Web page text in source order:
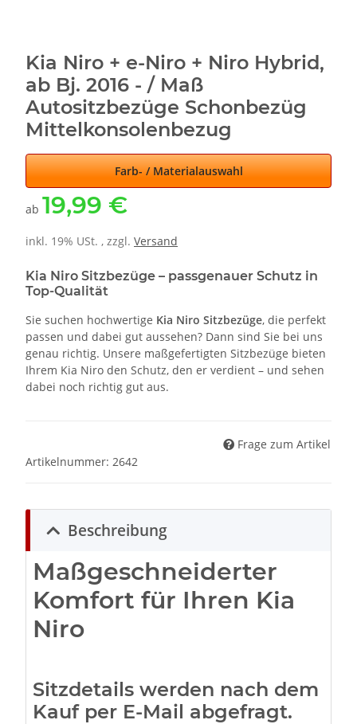
Kia Niro + e-Niro + Niro Hybrid,
ab Bj. 2016 - / Maß
Autositzbezüge Schonbezüg
Mittelkonsolenbezug
Farb- / Materialauswahl
ab 19,99 €
inkl. 19% USt. , zzgl. Versand
Kia Niro Sitzbezüge – passgenauer Schutz in
Top-Qualität
Sie suchen hochwertige Kia Niro Sitzbezüge, die perfekt
passen und dabei gut aussehen? Dann sind Sie bei uns
genau richtig. Unsere maßgefertigten Sitzbezüge bieten
Ihrem Kia Niro den Schutz, den er verdient – und sehen
dabei noch richtig gut aus.
Frage zum Artikel
Artikelnummer: 2642
Beschreibung
Maßgeschneiderter
Komfort für Ihren Kia
Niro
Sitzdetails werden nach dem
Kauf per E-Mail abgefragt.